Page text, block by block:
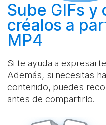
Sube GIFs y
créalos a
MP4
Si te ayuda a
Además, si necesitas
contenido, puedes
antes de compartirlo.